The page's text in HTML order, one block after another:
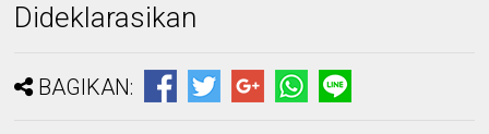
Dideklarasikan
BAGIKAN: